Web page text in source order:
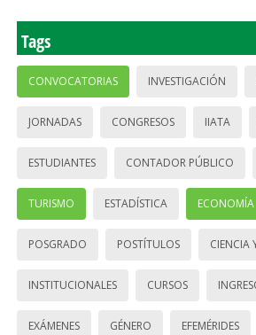
Tags
CONVOCATORIAS INVESTIGACIÓN
JORNADAS CONGRESOS IIATA
ESTUDIANTES CONTADOR PÚBLICO
TURISMO ESTADÍSTICA ECONOMÍA
POSGRADO POSTÍTULOS CIENCIA
INSTITUCIONALES CURSOS
EXÁMENES GÉNERO EFEMÉRIDES